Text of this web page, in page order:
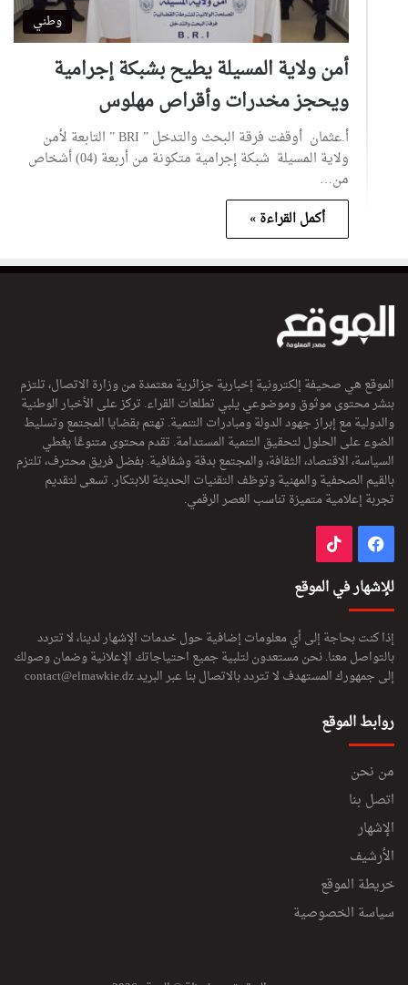
وطني
أمن ولاية المسيلة يطيح بشبكة إجرامية
ويحجز مخدرات وأقراص مهلوس
أ.عثمان أوقفت فرقة البحث والتدخل ” BRI ” التابعة لأمن
ولاية المسيلة شبكة إجرامية متكونة من أربعة (04) أشخاص
من…
أكمل القراءة »
الموقع هي صحيفة إلكترونية إخبارية جزائرية معتمدة من وزارة الاتصال، تلتزم
بنشر محتوى موثوق وموضوعي يلبي تطلعات القراء. تركز على الأخبار الوطنية
والدولية مع إبراز جهود الدولة ومبادرات التنمية. تهتم بقضايا المجتمع وتسليط
الضوء على الحلول لتحقيق التنمية المستدامة. تقدم محتوى متنوعًا يغطي
السياسة، الاقتصاد، الثقافة، والمجتمع بدقة وشفافية. بفضل فريق محترف، تلتزم
بالقيم الصحفية والمهنية وتوظف التقنيات الحديثة للابتكار. تسعى لتقديم
تجربة إعلامية متميزة تناسب العصر الرقمي.
فيسبوك
للإشهار في الموقع
إذا كنت بحاجة إلى أي معلومات إضافية حول خدمات الإشهار لدينا، لا تتردد
بالتواصل معنا. نحن مستعدون لتلبية جميع احتياجاتك الإعلانية وضمان وصولك
إلى جمهورك المستهدف لا تتردد بالاتصال بنا عبر البريدcontact@elmawkie.dz
روابط الموقع
من نحن
اتصل بنا
الإشهار
الأرشيف
خريطة الموقع
سياسة الخصوصية